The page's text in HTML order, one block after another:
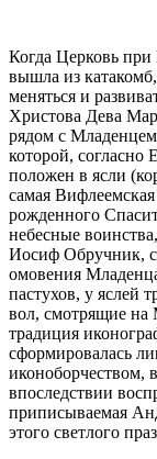
Когда Церковь при
вышла из
меняться и
Христова Дева
рядом с
которой,
положен в ясли
самая
рожденного
небесные
Иосиф Обручник,
омовения
пастухов, у яслей
вол, смотрящие на
традиция
сформировалась
иконоборчеством,
впоследствии
приписываемая
этого светлого